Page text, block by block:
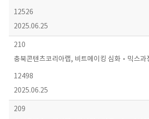
12526
2025.06.25
210
충북콘텐츠코리아랩, 비트메이킹 심화‧믹스과
12498
2025.06.25
209